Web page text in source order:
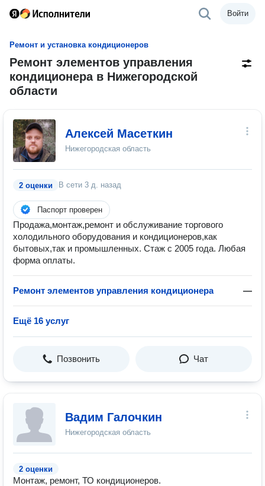
Войти
Ремонт и установка кондиционеров
Ремонт элементов управления
кондиционера в Нижегородской
области
Алексей Масеткин
Нижегородская область
2 оценки В сети 3 д. назад
Паспорт проверен
Продажа,монтаж,ремонт и обслуживание торгового
холодильного оборудования и кондиционеров,как
бытовых,так и промышленных. Стаж с 2005 года. Любая
форма оплаты.
Ремонт элементов управления кондиционера —
Ещё 16 услуг
Позвонить Чат
Вадим Галочкин
Нижегородская область
2 оценки
Монтаж, ремонт, ТО кондиционеров.